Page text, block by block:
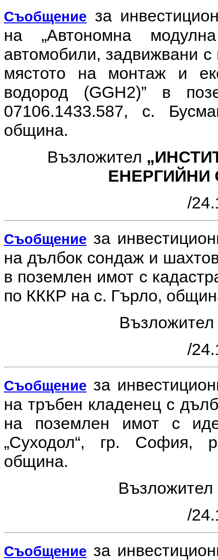
Съобщение за
на „Автономна
автомобили, задвижвани с
мястото на монтаж и
водород (GGH2)” в
07106.1433.587, с.
община.
Възложител
ЕНЕРГИЙНИ
/
Съобщение за
на дълбок сондаж и
в поземлен имот с
по КККР на с. Гърло,
Възложител
/
Съобщение за
на тръбен кладенец с
на поземлен имот с
„Суходол“, гр. София,
община.
Възложител
/
Съобщение за